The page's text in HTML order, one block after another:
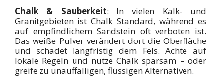
Chalk & Sauberkeit: In vielen Kalk- und
Granitgebieten ist Chalk Standard, während es
auf empfindlichem Sandstein oft verboten ist.
Das weiße Pulver verändert dort die Oberfläche
und schadet langfristig dem Fels. Achte auf
lokale Regeln und nutze Chalk sparsam – oder
greife zu unauffälligen, flüssigen Alternativen.